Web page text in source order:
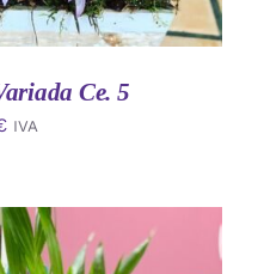
Ce. 5
IVA